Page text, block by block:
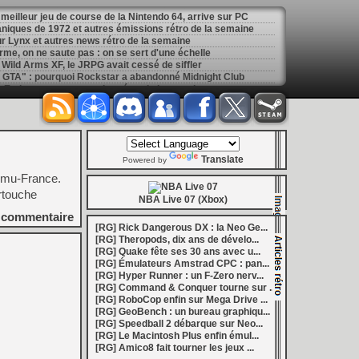
jeu de course de la Nintendo 64, arrive sur PC
de 1972 et autres émissions rétro de la semaine
Lynx et autres news rétro de la semaine
on ne saute pas : on se sert d'une échelle
Arms XF, le JRPG avait cessé de siffler
: pourquoi Rockstar a abandonné Midnight Club
Estique et autres sorties rétro de la semaine
Bros. ont été conservés pour la bonne cause
Maker v2.7 améliore la création de NSP
[
LS] [Switch] Switchroot met à jour Linux Ubuntu Jammy 22.04 et Noble 24.04 sur Nintendo Switch
[
GK] Mémoire cash - Bokujō Monogatari : que vous l'appeliez Harvest Moon ou Story of Seasons, le premier jeu de ferme a 30 ans
[
LS] [PS4] FBSR un premier modèle super-résolution et FSR 1 d'AMD débarquent sur PS4
pourrait bien passer par la case remake
[
LS] [PS5] ShadowMountPlus 1.7alpha5 optimise les performances et introduit un contrôle ventilateur
[
GK] Call of Duty : un site rend hommage aux furieux salons de chat de l'ère Modern Warfare et Black Ops
[
GK] Mémoire cash - Final Fantasy Crystal Chronicles, une exclusivité GameCube avant tout symbolique
64 sur PlayStation 1 avance bien
Hyper Runner en approche sur Amiga
et déteste Dead Cells à la fois
[
GK] Mémoire cash - Dead Rising reste l'une des meilleures incarnations de l'esprit Xbox 360
[
GK] Ubisoft, Capcom, Take-Two : l'arrêt des jeux PlayStation sur disque n'émeut aucun grand éditeur
million de joueurs pour le dernier extraction slasher fantasy
un monde plus ouvert et des combats plus verticaux
millions de dollars... qui licencie déjà
vie pour Yarpe sur le firmware 14.00 bêta
France.
commentaire
Powered by Translate
NBA Live 07 (Xbox)
[RG] Rick Dangerous DX : la Neo Ge...
[RG] Theropods, dix ans de dévelo...
[RG] Quake fête ses 30 ans avec u...
[RG] Émulateurs Amstrad CPC : pan...
[RG] Hyper Runner : un F-Zero nerv...
[RG] Command & Conquer tourne sur ...
[RG] RoboCop enfin sur Mega Drive ...
[RG] GeoBench : un bureau graphiqu...
[RG] Speedball 2 débarque sur Neo...
[RG] Le Macintosh Plus enfin émul...
[RG] Amico8 fait tourner les jeux ...